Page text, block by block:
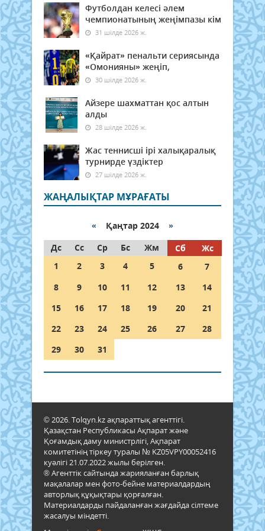
Футболдан келесі әлем
чемпионатының жеңімпазы кім
31 шілде 2026 ж.
«Қайрат» пенальти сериясында
«Омонияны» жеңіп,
30 шілде 2026 ж.
Айзере шахматтан қос алтын
алды
28 шілде 2026 ж.
Жас теннисші ірі халықаралық
турнирде үздіктер
27 шілде 2026 ж.
ЖАҢАЛЫҚТАР МҰРАҒАТЫ
« Қаңтар 2024 »
Дс
Сс Ср Бс Жм Сб
Жс
1
2 3 4 5 6
7
8
9 10 11 12 13
14
15
16 17 18 19 20
21
22
23 24 25 26 27
28
29
30 31
© 2026. Tolqyn.kz ақпараттық агенттігі.
Қазақстан Республикасы Ақпарат және
Қоғамдық даму министрлігі, Ақпарат
комитетінің тіркеу туралы № KZ05VPY00052416
куәлігі 21.07.2022 жылы берілген.
® Агенттік сайтында жарияланған барлық
мақалалар мен фото-бейне материалдардың
авторлық құқықтары қорғалған.
Материалдарды пайдаланған жағдайда сілтеме
жасалуы міндетті.